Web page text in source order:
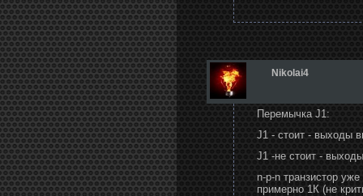
Nikolai4
Перемычка J1:
J1 - стоит - выходы
J1 -не стоит -
n-p-n транзистор
примерно 1К (не